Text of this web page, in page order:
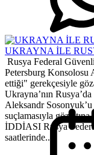
UKRAYNA İLE
Rusya Federal
Petersburg
ettiği" gerekçesiyle
Ukrayna’nın
Aleksandr
suçlamasıyla
İDDİASI Rusya
saatlerinde...